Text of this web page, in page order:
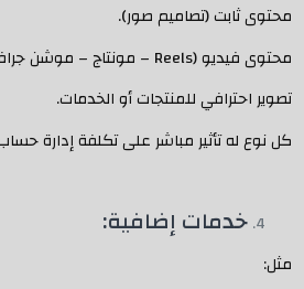
محتوى ثابت (تصاميم صور).
محتوى فيديو (Reels – مونتاج – موشن جرافيك).
تصوير احترافي للمنتجات أو الخدمات.
كل نوع له تأثير مباشر على تكلفة إدارة
خدمات إضافية:
مثل: